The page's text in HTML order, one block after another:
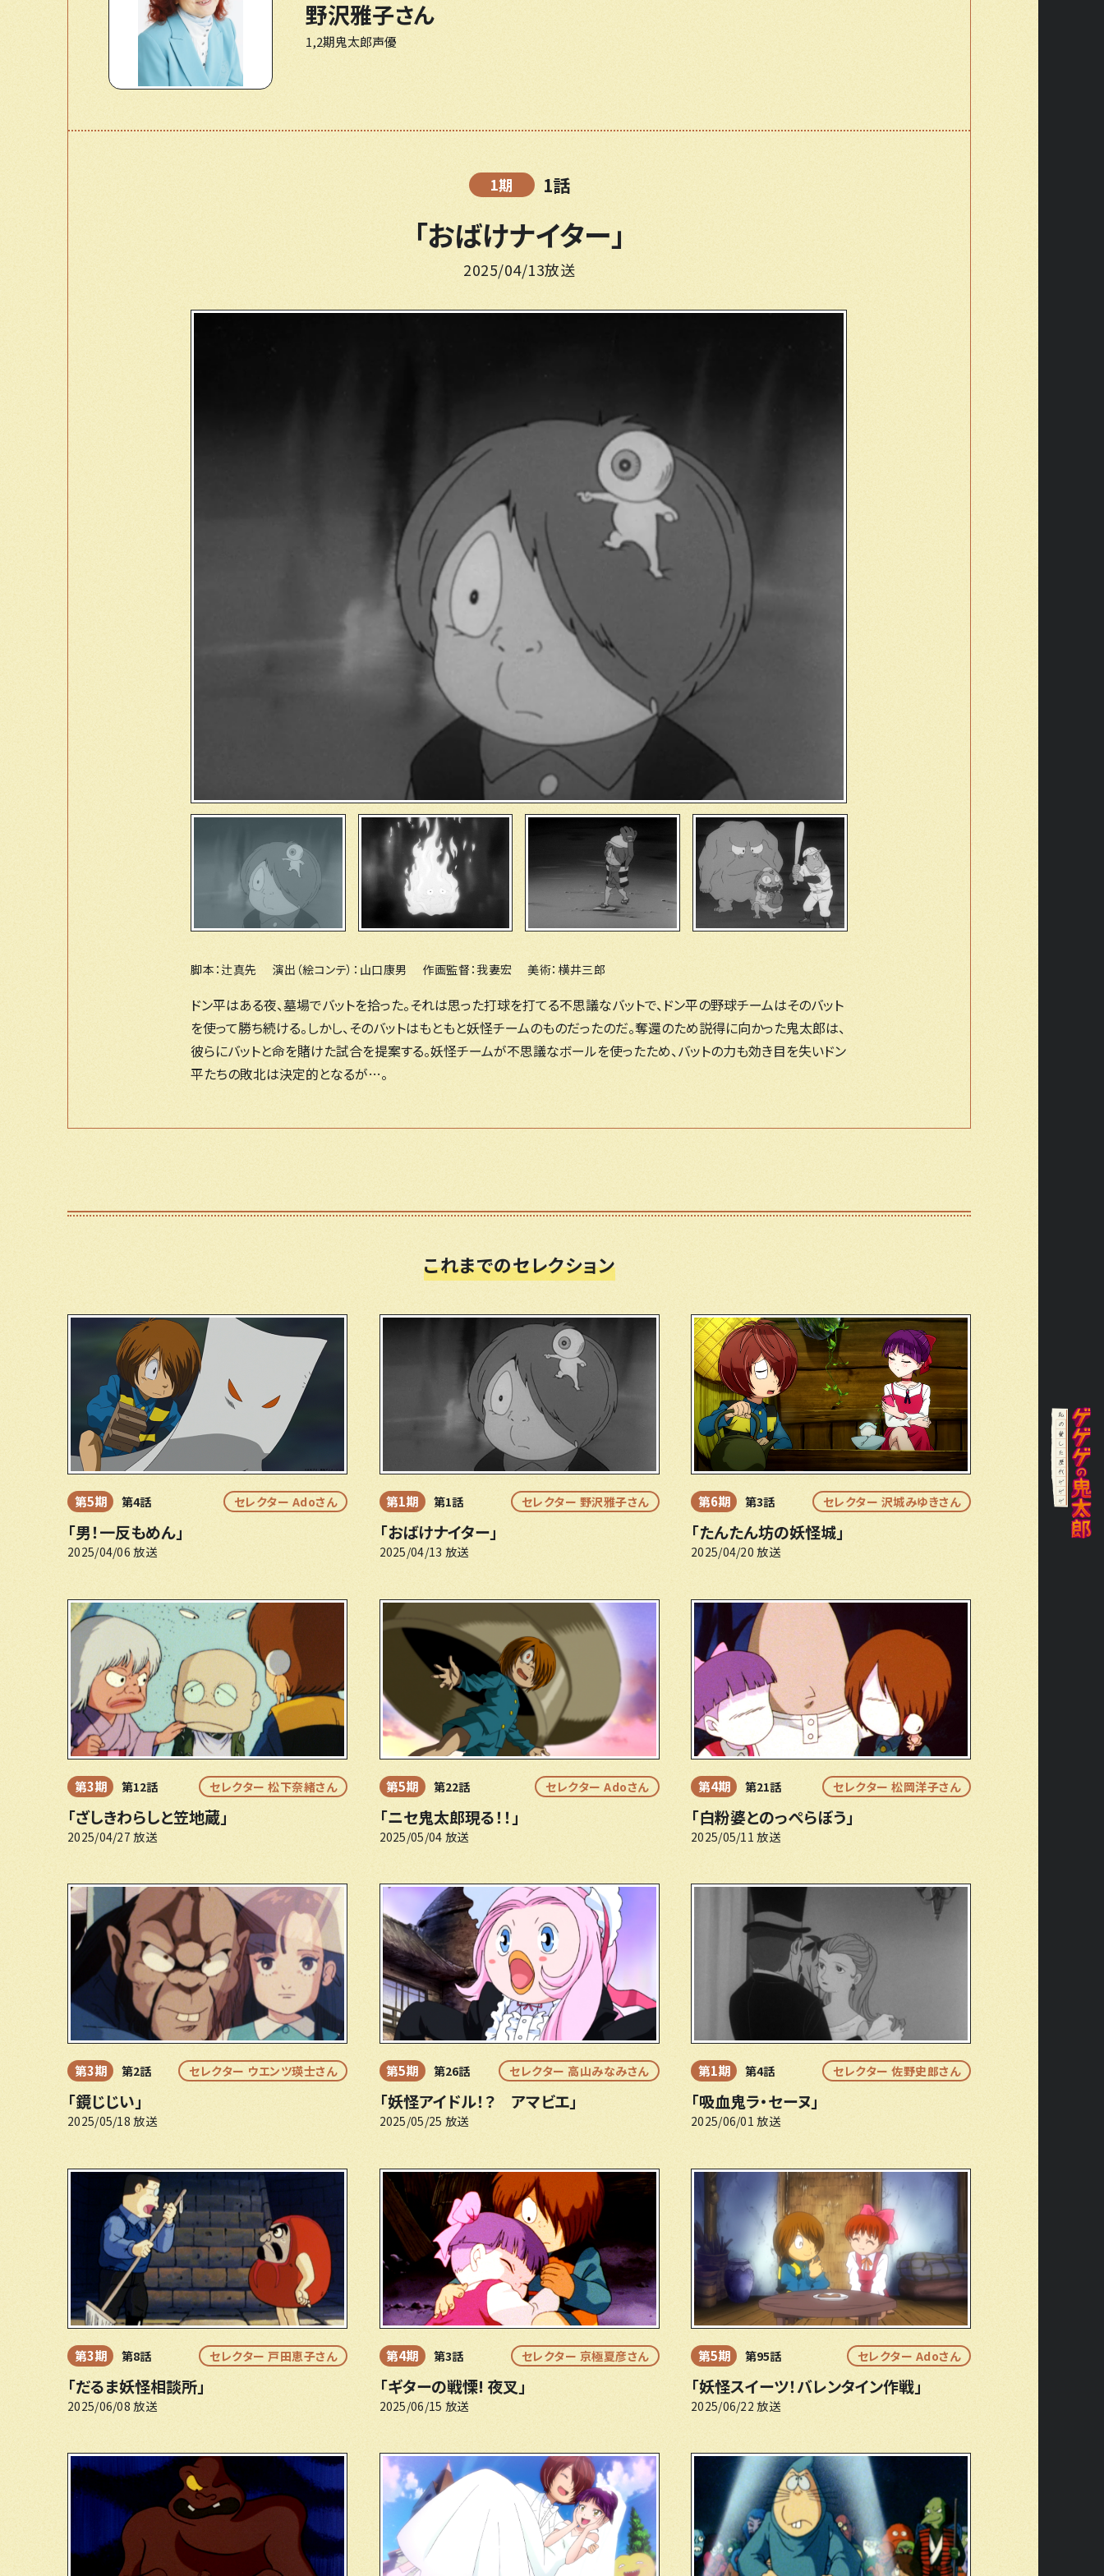
野沢雅子さん
1,2期鬼太郎声優
1期 1話
「おばけナイター」
2025/04/13放送
脚本：辻真先 演出（絵コンテ）：山口康男 作画監督：我妻宏 美術：横井三郎
ドン平はある夜、墓場でバットを拾った。それは思った打球を打てる不思議なバットで、ドン平の野球チームはそのバット
を使って勝ち続ける。しかし、そのバットはもともと妖怪チームのものだったのだ。奪還のため説得に向かった鬼太郎は、
彼らにバットと命を賭けた試合を提案する。妖怪チームが不思議なボールを使ったため、バットの力も効き目を失いドン
平たちの敗北は決定的となるが…。
これまでのセレクション
第5期 第4話 セレクター Adoさん
「男！一反もめん」
2025/04/06 放送
第1期 第1話 セレクター 野沢雅子さん
「おばけナイター」
2025/04/13 放送
第6期 第3話 セレクター 沢城みゆきさん
「たんたん坊の妖怪城」
2025/04/20 放送
第3期 第12話 セレクター 松下奈緒さん
「ざしきわらしと笠地蔵」
2025/04/27 放送
第5期 第22話 セレクター Adoさん
「ニセ鬼太郎現る！！」
2025/05/04 放送
第4期 第21話 セレクター 松岡洋子さん
「白粉婆とのっぺらぼう」
2025/05/11 放送
第3期 第2話 セレクター ウエンツ瑛士さん
「鏡じじい」
2025/05/18 放送
第5期 第26話 セレクター 高山みなみさん
「妖怪アイドル！？ アマビエ」
2025/05/25 放送
第1期 第4話 セレクター 佐野史郎さん
「吸血鬼ラ・セーヌ」
2025/06/01 放送
第3期 第8話 セレクター 戸田恵子さん
「だるま妖怪相談所」
2025/06/08 放送
第4期 第3話 セレクター 京極夏彦さん
「ギターの戦慄! 夜叉」
2025/06/15 放送
第5期 第95話 セレクター Adoさん
「妖怪スイーツ！バレンタイン作戦」
2025/06/22 放送